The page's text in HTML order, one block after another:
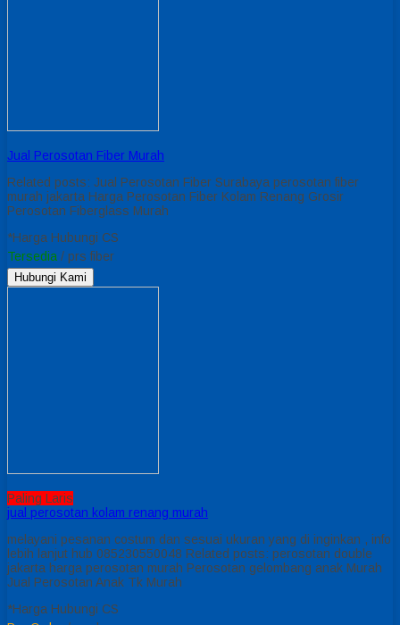
Jual Perosotan Fiber Murah
Related posts: Jual Perosotan Fiber Surabaya perosotan fiber
murah jakarta Harga Perosotan Fiber Kolam Renang Grosir
Perosotan Fiberglass Murah
*Harga Hubungi CS
Tersedia / prs fiber
Hubungi Kami
Paling Laris
jual perosotan kolam renang murah
melayani pesanan costum dan sesuai ukuran yang di inginkan , info
lebih lanjut hub 085230550048 Related posts: perosotan double
jakarta harga perosotan murah Perosotan gelombang anak Murah
Jual Perosotan Anak Tk Murah
*Harga Hubungi CS